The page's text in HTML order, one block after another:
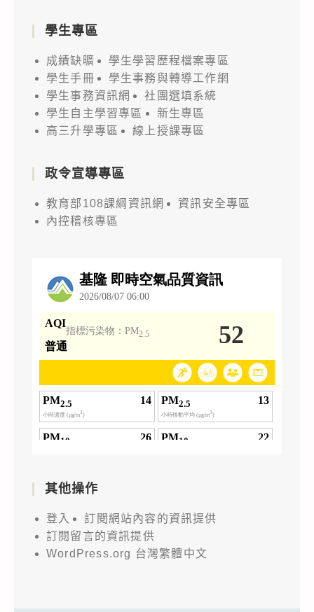
學生專區
成績缺曠
學生學習歷程檔案專區
學生手冊
學生事務與轉導工作網
學生事務資訊網
社團選填系統
學生自主學習專區
新生專區
高三升學專區
線上授課專區
政令宣導專區
教育部108課綱資訊網
資訊安全專區
內控稽核專區
其他操作
登入
訂閱網站內容的資訊提供
訂閱留言的資訊提供
WordPress.org 台灣繁體中文